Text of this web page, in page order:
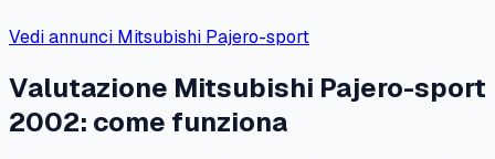
Vedi annunci Mitsubishi Pajero-sport
Valutazione Mitsubishi Pajero-sport
2002: come funziona